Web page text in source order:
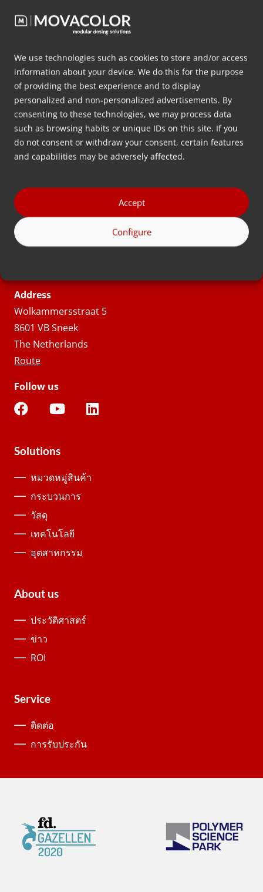
We use technologies such as cookies to store and/or access
information about your device. We do this for the purpose
of providing the best experience and to display
personalized and non-personalized advertisements. By
consenting to these technologies, we may process data
such as browsing habits or unique IDs on this site. If you
do not consent or withdraw your consent, certain features
and capabilities may be adversely affected.
Accept
Configure
อ่านเพิ่มเติม
Contact
info@movacolor.com
Address
Wolkammersstraat 5
8601 VB Sneek
The Netherlands
Route
Follow us
Solutions
หมวดหมู่สินค้า
กระบวนการ
วัสดุ
เทคโนโลยี
อุตสาหกรรม
About us
ประวัติศาสตร์
ข่าว
ROI
Service
ติดต่อ
การรับประกัน